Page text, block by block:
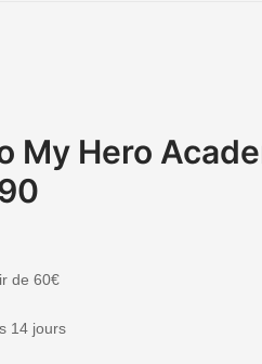
My Hero
de 60€
14 jours